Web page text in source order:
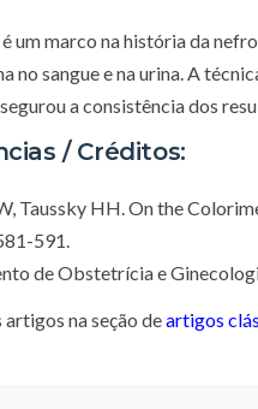
um marco na história da
no sangue e na urina. A
a consistência dos
/ Créditos:
Taussky HH. On the
591.
de Obstetrícia e
na seção deartigos